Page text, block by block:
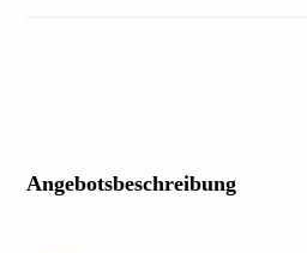
Angebotsbeschreibung